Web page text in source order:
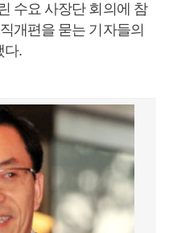
수요 사장단 회의에 참
개편을 묻는 기자들의
다.